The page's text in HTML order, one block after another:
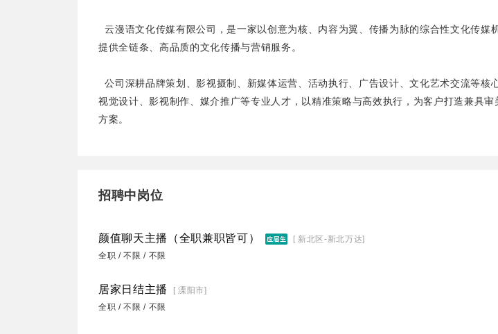
云漫语文化传媒有限公司，是一家以创意为核、内容为翼、传播为脉的综合性文化传媒
提供全链条、高品质的文化传播与营销服务。
公司深耕品牌策划、影视摄制、新媒体运营、活动执行、广告设计、文化艺术交流等核
视觉设计、影视制作、媒介推广等专业人才，以精准策略与高效执行，为客户打造兼具
方案。
招聘中岗位
颜值聊天主播（全职兼职皆可）
[ 新北区-新北万达]
全职 / 不限 / 不限
居家日结主播
[ 溧阳市]
全职 / 不限 / 不限